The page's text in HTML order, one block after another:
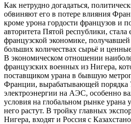
Как нетрудно догадаться,
обвиняют его в потере влияния
кроме урона гордости французов и
авторитета Пятой республики,
французской экономике, получавшей
больших количествах сырьё и
В экономическом отношении
французских военных из Нигера,
поставщиком урана в бывшую
Франции, вырабатывающей порядка
электроэнергии на АЭС, особенно
условия на глобальном рынке урана
него растут. В тройку главных
Нигера, входят и Россия с